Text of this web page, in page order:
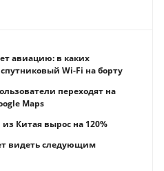
авиацию: в каких
Wi-Fi на борту
переходят на
Maps
Китая вырос на 120%
видеть следующим